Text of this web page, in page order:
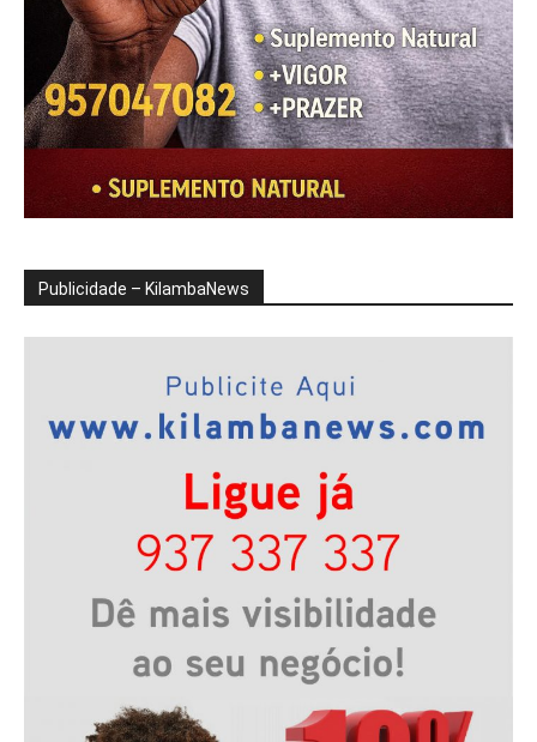
Publicidade – KilambaNews